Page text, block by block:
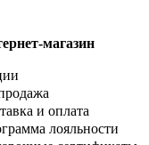
магазин
и оплата
лояльности